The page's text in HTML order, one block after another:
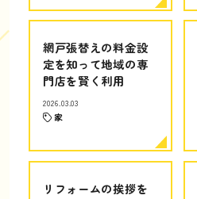
網戸張替えの料金設
定を知って地域の専
門店を賢く利用
2026.03.03
家
リフォームの挨拶を